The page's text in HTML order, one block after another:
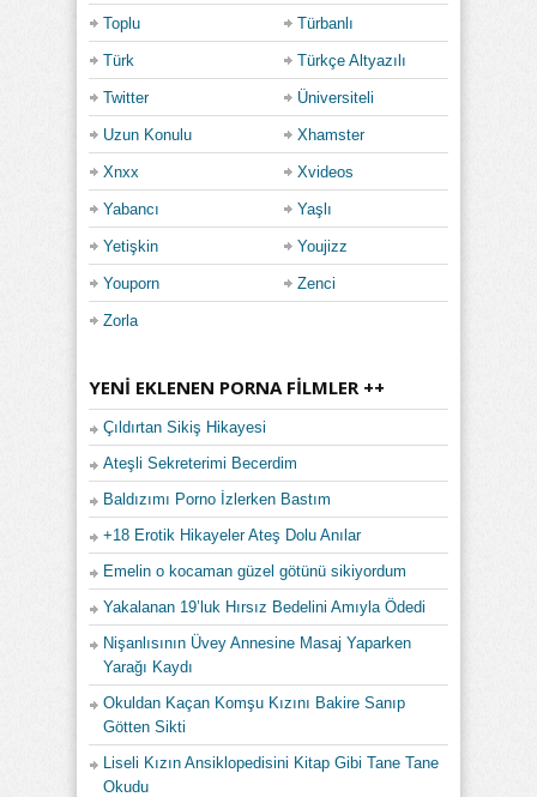
Toplu Türbanlı
Türk Türkçe Altyazılı
Twitter Üniversiteli
Uzun Konulu Xhamster
Xnxx Xvideos
Yabancı Yaşlı
Yetişkin Youjizz
Youporn Zenci
Zorla
YENI EKLENEN PORNA FILMLER ++
Çıldırtan Sikiş Hikayesi
Ateşli Sekreterimi Becerdim
Baldızımı Porno İzlerken Bastım
+18 Erotik Hikayeler Ateş Dolu Anılar
Emelin o kocaman güzel götünü sikiyordum
Yakalanan 19’luk Hırsız Bedelini Amıyla Ödedi
Nişanlısının Üvey Annesine Masaj Yaparken
Yarağı Kaydı
Okuldan Kaçan Komşu Kızını Bakire Sanıp
Götten Sikti
Liseli Kızın Ansiklopedisini Kitap Gibi Tane Tane
Okudu